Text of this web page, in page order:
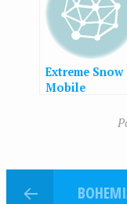
Extreme Snow
Mobile